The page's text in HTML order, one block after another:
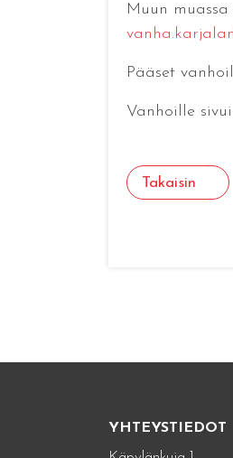
Muun
Pääset
Vanhoille
Takaisin
YHTEYSTIEDOT